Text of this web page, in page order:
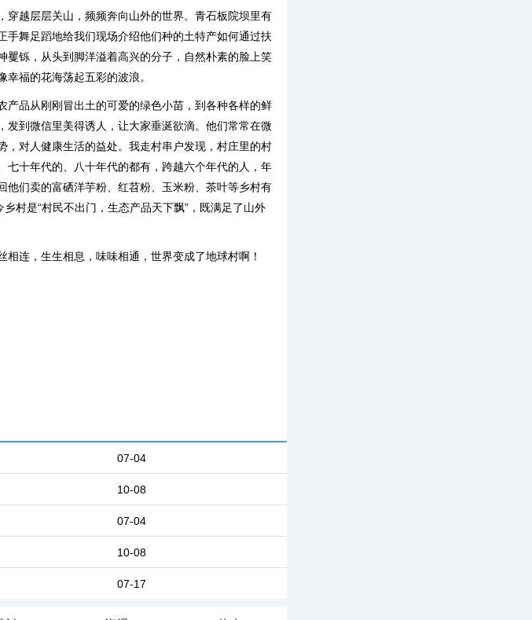
穿越层层关山，频频奔向山外的世界。青石板院坝里有
舞足蹈地给我们现场介绍他们种的土特产如何通过扶
铄，从头到脚洋溢着高兴的分子，自然朴素的脸上笑
福的花海荡起五彩的波浪。
产品从刚刚冒出土的可爱的绿色小苗，到各种各样的鲜
到微信里美得诱人，让大家垂涎欲滴。他们常常在微
对人健康生活的益处。我走村串户发现，村庄里的村
七十年代的、八十年代的都有，跨越六个年代的人，年
们卖的富硒洋芋粉、红苕粉、玉米粉、茶叶等乡村有
村是“村民不出门，生态产品天下飘”，既满足了山外
连，生生相息，味味相通，世界变成了地球村啊！
07-04
10-08
07-04
10-08
07-17